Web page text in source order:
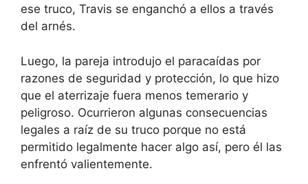
ese truco, Travis se enganchó a ellos a través
del arnés.
Luego, la pareja introdujo el paracaídas por
razones de seguridad y protección, lo que hizo
que el aterrizaje fuera menos temerario y
peligroso. Ocurrieron algunas consecuencias
legales a raíz de su truco porque no está
permitido legalmente hacer algo así, pero él las
enfrentó valientemente.